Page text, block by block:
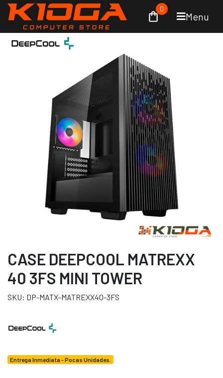
Menu
0
CASE DEEPCOOL MATREXX
40 3FS MINI TOWER
SKU: DP-MATX-MATREXX40-3FS
Entrega Inmediata - Pocas Unidades.